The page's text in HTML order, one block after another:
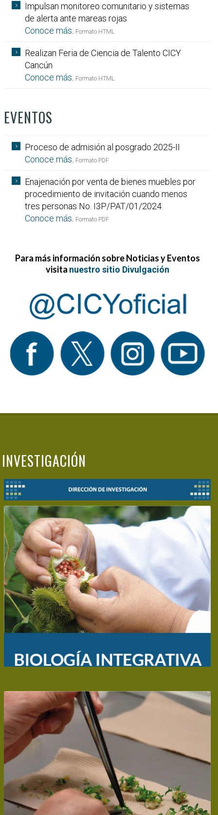
Impulsan monitoreo comunitario y sistemas
de alerta ante mareas rojas
Conoce más
Formato HTML
Realizan Feria de Ciencia de Talento CICY
Cancún
Conoce más
Formato HTML
EVENTOS
Proceso de admisión al posgrado 2025-II
Conoce más
Formato PDF
Enajenación por venta de bienes muebles por
procedimiento de invitación cuando menos
tres personas No. I3P/PAT/01/2024
Conoce más
Formato PDF
Para más información sobre Noticias y Eventos
visita nuestro sitio Divulgación
INVESTIGACIÓN